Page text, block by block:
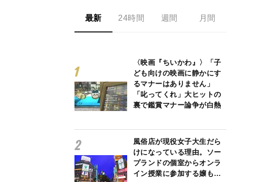
最新 24時間 週間 月間
〈映画『ちいかわ』〉「子
ども向けの映画に静かにす
るマナーはありません」
「叱ってくれ」大ヒットの
裏で鑑賞マナー論争が白熱
風俗店が現役女子大生だら
けになっている理由。ソー
プランドの個室からオンラ
イン授業に参加する嬢も…